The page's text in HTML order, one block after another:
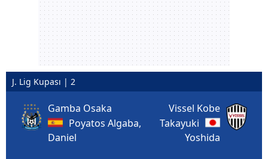
J. Lig Kupası | 2
Gamba Osaka
Poyatos Algaba,
Daniel
Vissel Kobe
Takayuki
Yoshida